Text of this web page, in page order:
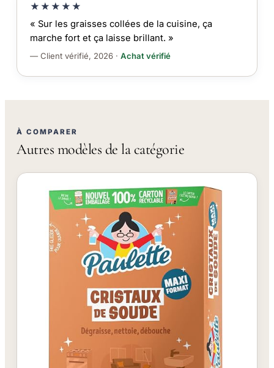
★★★★★
« Sur les graisses collées de la cuisine, ça
marche fort et ça laisse brillant. »
— Client vérifié, 2026 · Achat vérifié
À COMPARER
Autres modèles de la catégorie